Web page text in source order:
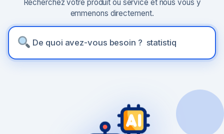
Recherchez votre produit ou service et nous vous y
emmenons directement.